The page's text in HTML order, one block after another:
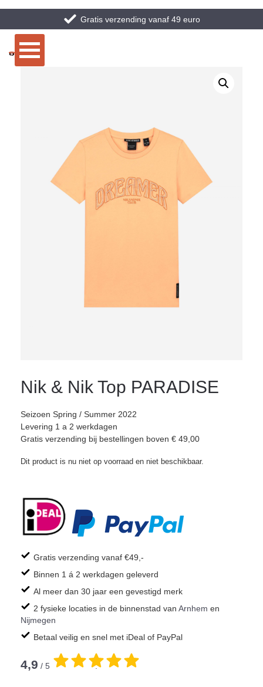
Gratis verzending vanaf 49 euro
Nik & Nik Top PARADISE
Seizoen Spring / Summer 2022
Levering 1 a 2 werkdagen
Gratis verzending bij bestellingen boven € 49,00
Dit product is nu niet op voorraad en niet beschikbaar.
Gratis verzending vanaf €49,-
Binnen 1 á 2 werkdagen geleverd
Al meer dan 30 jaar een gevestigd merk
2 fysieke locaties in de binnenstad van Arnhem en
Nijmegen
Betaal veilig en snel met iDeal of PayPal
4,9 / 5 .